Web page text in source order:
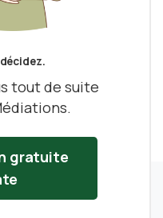
tout de suite
gratuite